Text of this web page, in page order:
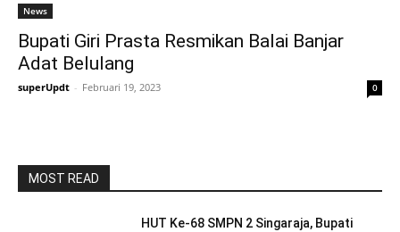
News
Bupati Giri Prasta Resmikan Balai Banjar
Adat Belulang
superUpdt - Februari 19, 2023 0
MOST READ
HUT Ke-68 SMPN 2 Singaraja, Bupati